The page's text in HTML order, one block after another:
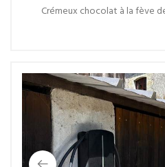
Crémeux chocolat à la fève